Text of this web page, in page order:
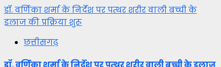
डॉ. वर्णिका शर्मा के निर्देश पर पत्थर शरीर वाली बच्ची के
इलाज की प्रक्रिया शुरू
छत्तीसगढ़